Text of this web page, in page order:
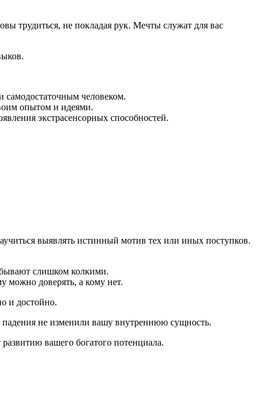
трудиться, не покладая рук. Мечты служат для вас
самодостаточным человеком.
опытом и идеями.
экстрасенсорных способностей.
выявлять истинный мотив тех или иных поступков.
слишком колкими.
можно доверять, а кому нет.
и достойно.
не изменили вашу внутреннюю сущность.
вашего богатого потенциала.